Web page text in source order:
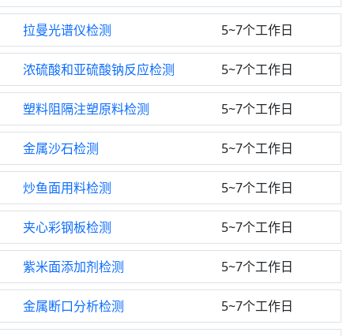
拉曼光谱仪检测 5~7个工作日
浓硫酸和亚硫酸钠反应检测 5~7个工作日
塑料阻隔注塑原料检测 5~7个工作日
金属沙石检测 5~7个工作日
炒鱼面用料检测 5~7个工作日
夹心彩钢板检测 5~7个工作日
紫米面添加剂检测 5~7个工作日
金属断口分析检测 5~7个工作日